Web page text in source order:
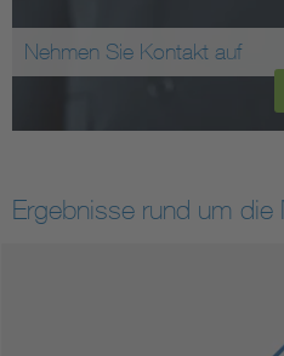
Nehmen Sie Kontakt auf
Ergebnisse rund um die